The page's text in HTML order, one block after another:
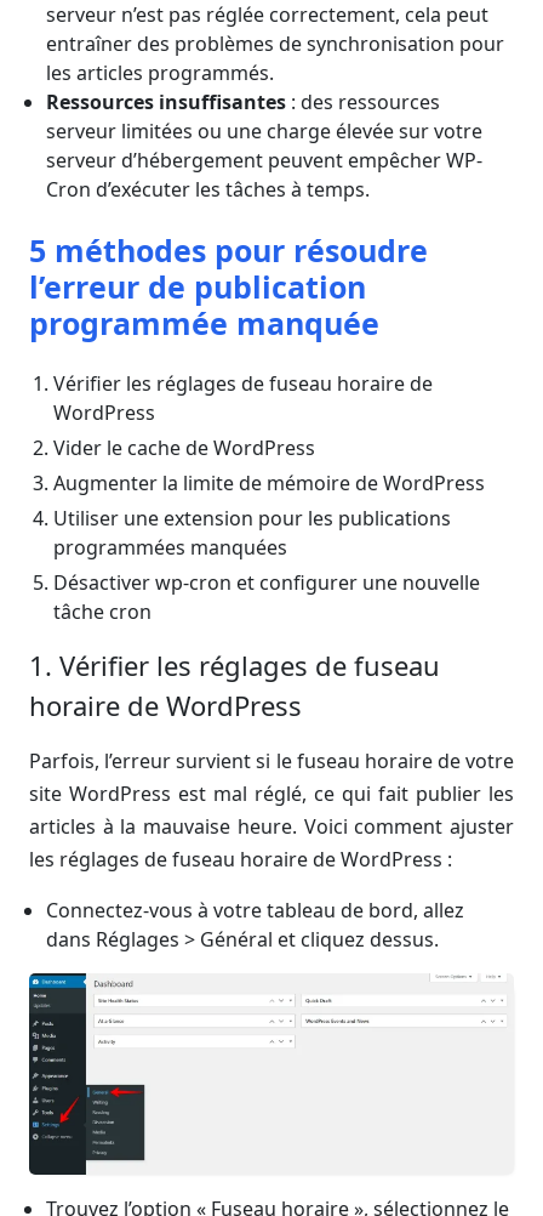
serveur n’est pas réglée correctement, cela peut
entraîner des problèmes de synchronisation pour
les articles programmés.
Ressources insuffisantes : des ressources
serveur limitées ou une charge élevée sur votre
serveur d’hébergement peuvent empêcher WP-
Cron d’exécuter les tâches à temps.
5 méthodes pour résoudre
l’erreur de publication
programmée manquée
Vérifier les réglages de fuseau horaire de
WordPress
Vider le cache de WordPress
Augmenter la limite de mémoire de WordPress
Utiliser une extension pour les publications
programmées manquées
Désactiver wp-cron et configurer une nouvelle
tâche cron
1. Vérifier les réglages de fuseau
horaire de WordPress
Parfois, l’erreur survient si le fuseau horaire de votre
site WordPress est mal réglé, ce qui fait publier les
articles à la mauvaise heure. Voici comment ajuster
les réglages de fuseau horaire de WordPress :
Connectez-vous à votre tableau de bord, allez
dans Réglages > Général et cliquez dessus.
Trouvez l’option « Fuseau horaire », sélectionnez le